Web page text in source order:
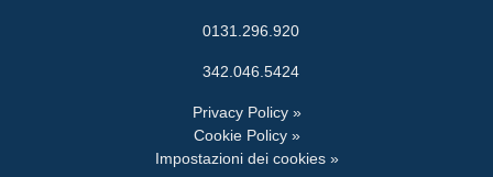
0131.296.920
342.046.5424
Privacy Policy »
Cookie Policy »
Impostazioni dei cookies »